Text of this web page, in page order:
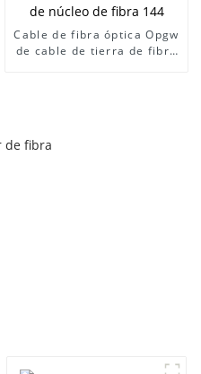
Cable de fibra óptica Opgw
de cable de tierra de fibra